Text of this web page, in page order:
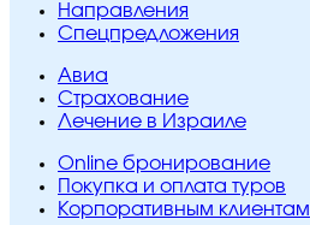
Направления
Спецпредложения
Авиа
Страхование
Лечение в Израиле
Online бронирование
Покупка и оплата туров
Корпоративным клиентам